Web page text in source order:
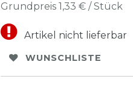
Grundpreis 1,33 € / Stück
Artikel nicht lieferbar
WUNSCHLISTE